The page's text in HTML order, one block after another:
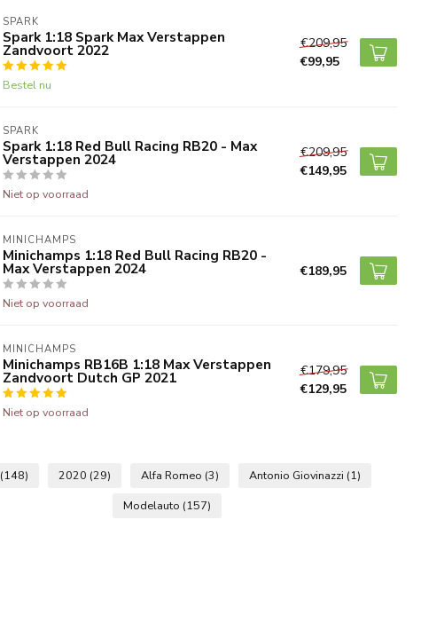
SPARK
Spark 1:18 Spark Max Verstappen
Zandvoort 2022
Bestel nu
€209,95
€99,95
SPARK
Spark 1:18 Red Bull Racing RB20 - Max
Verstappen 2024
Niet op voorraad
€209,95
€149,95
MINICHAMPS
Minichamps 1:18 Red Bull Racing RB20 -
Max Verstappen 2024
Niet op voorraad
€189,95
MINICHAMPS
Minichamps RB16B 1:18 Max Verstappen
Zandvoort Dutch GP 2021
Niet op voorraad
€179,95
€129,95
(148) 2020 (29) Alfa Romeo (3) Antonio Giovinazzi (1)
Modelauto (157)